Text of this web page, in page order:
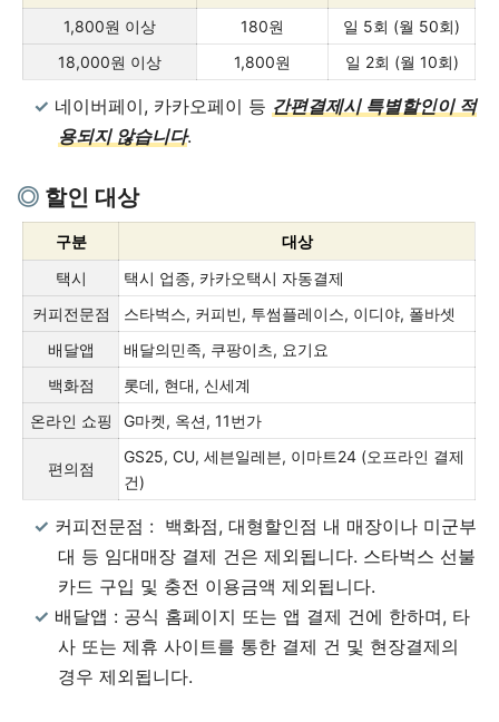
1,800원 이상
180원
일 5회 (월 50회)
18,000원 이상
1,800원 일 2회 (월 10회)
네이버페이, 카카오페이 등 간편결제시 특별할인이 적
용되지 않습니다.
할인 대상
구분
대상
택시
택시 업종, 카카오택시 자동결제
커피전문점
스타벅스, 커피빈, 투썸플레이스, 이디야, 폴바셋
배달앱
배달의민족, 쿠팡이츠, 요기요
백화점
롯데, 현대, 신세계
온라인 쇼핑
G마켓, 옥션, 11번가
편의점
GS25, CU, 세븐일레븐, 이마트24 (오프라인 결제
건)
커피전문점 : 백화점, 대형할인점 내 매장이나 미군부
대 등 임대매장 결제 건은 제외됩니다. 스타벅스 선불
카드 구입 및 충전 이용금액 제외됩니다.
배달앱 : 공식 홈페이지 또는 앱 결제 건에 한하며, 타
사 또는 제휴 사이트를 통한 결제 건 및 현장결제의
경우 제외됩니다.